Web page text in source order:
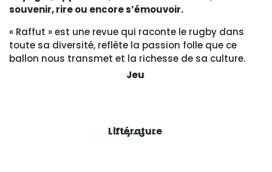
souvenir, rire ou encore s’émouvoir.
« Raffut » est une revue qui raconte le rugby dans
toute sa diversité, reflète la passion folle que ce
ballon nous transmet et la richesse de sa culture.
Jeu
Voyages
Littérature